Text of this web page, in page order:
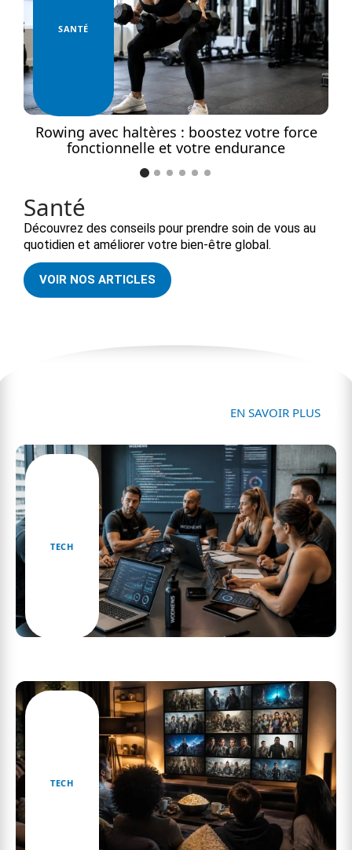
SANTÉ
Rowing avec haltères : boostez votre force
fonctionnelle et votre endurance
Santé
Découvrez des conseils pour prendre soin de vous au
quotidien et améliorer votre bien-être global.
VOIR NOS ARTICLES
EN SAVOIR PLUS
TECH
TECH